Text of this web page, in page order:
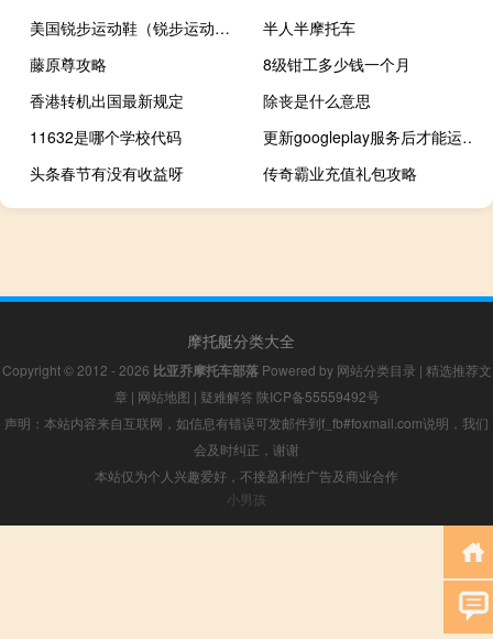
美国锐步运动鞋（锐步运动鞋）
半人半摩托车
藤原尊攻略
8级钳工多少钱一个月
香港转机出国最新规定
除丧是什么意思
11632是哪个学校代码
更新googleplay服务后才能运行（更新googleplay服务）
头条春节有没有收益呀
传奇霸业充值礼包攻略
摩托艇分类大全
Copyright © 2012 - 2026 比亚乔摩托车部落Powered by 网站分类目录 | 精选推荐文
章 | 网站地图 | 疑难解答 陕ICP备55559492号
声明：本站内容来自互联网，如信息有错误可发邮件到f_fb#foxmail.com说明，我们
会及时纠正，谢谢
本站仅为个人兴趣爱好，不接盈利性广告及商业合作
小男孩